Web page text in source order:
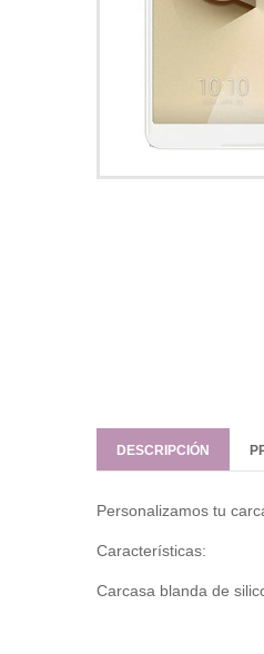
DESCRIPCIÓN
Personalizamos tu
Características:
Carcasa blanda de